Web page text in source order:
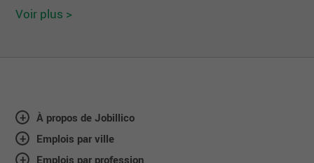
Voir plus >
À propos de Jobillico
Emplois par ville
Emplois par profession